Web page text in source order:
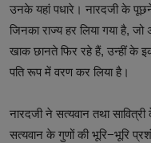
उनके यहां पधारे। नारदजी के पूछने
जिनका राज्य हर लिया गया है,
खाक छानते फिर रहे हैं, उन्हीं के
पति रूप में वरण कर लिया है।
नारदजी ने सत्यवान तथा
सत्यवान के गुणों की भूरि−भूरि